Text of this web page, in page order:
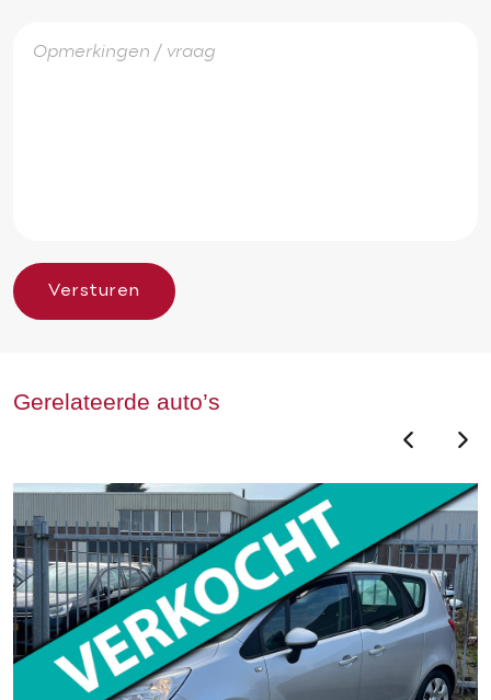
Versturen
Gerelateerde auto’s